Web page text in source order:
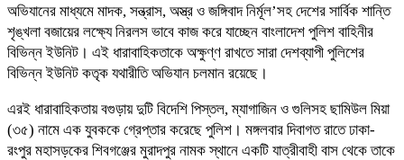
অভিযানের মাধ্যমে মাদক, সন্ত্রাস, অস্ত্র ও জঙ্গিবাদ নির্মূল’সহ দেশের সার্বিক শান্তি
শৃঙ্খলা বজায়ের লক্ষ্যে নিরলস ভাবে কাজ করে যাচ্ছেন বাংলাদেশ পুলিশ বাহিনীর
বিভিন্ন ইউনিট। এই ধারাবাহিকতাকে অক্ষুণ্ণ রাখতে সারা দেশব্যাপী পুলিশের
বিভিন্ন ইউনিট কতৃক যথারীতি অভিযান চলমান রয়েছে।
এরই ধারাবাহিকতায় বগুড়ায় দুটি বিদেশি পিস্তল, ম্যাগাজিন ও গুলিসহ ছামিউল মিয়া
(৩৫) নামে এক যুবককে গ্রেপ্তার করেছে পুলিশ। মঙ্গলবার দিবাগত রাতে ঢাকা-
রংপুর মহাসড়কের শিবগঞ্জের মুরাদপুর নামক স্থানে একটি যাত্রীবাহী বাস থেকে তাকে